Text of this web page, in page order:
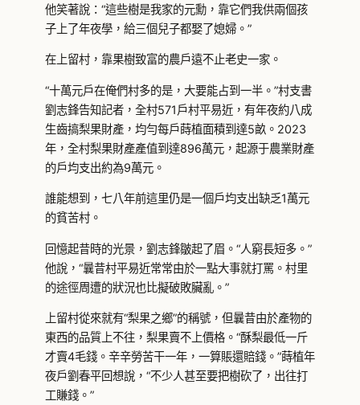
他笑著說：“這些樹是我家的元勳，靠它們我供兩個孩
子上了年夜學，給三個兒子都娶了媳婦。”
在上留村，靠果樹致富的農戶遠不止老史一家。
“十萬元戶在俺們村多的是，大要能占到一半。”村支書
劉志鋒告知記者，全村571戶村平易近，有年夜約八成
生齒搞梨果財產，均勻每戶蒔植面積到達5畝。2023
年，全村梨果財產產值到達896萬元，起源于農業財產
的戶均支出約為9萬元。
誰能想到，七八年前這里仍是一個戶均支出缺乏1萬元
的貧苦村。
回憶起昔時的光景，劉志鋒皺起了眉。“人窮長短多。”
他說，“曩昔村平易近常常由於一點大事就打罵。村里
的途徑周遭的狀況也比擬破敗臟亂。”
上留村從來就有“梨果之鄉”的稱號，但曩昔由於產物的
東西的品質上不往，梨果賣不上價格。“酥梨最低一斤
才賣4毛錢。辛辛勞苦干一年，一算賬還賠錢。”蒔植年
夜戶劉春平回想說，“不少人甚至要把樹砍了，出往打
工賺錢。”